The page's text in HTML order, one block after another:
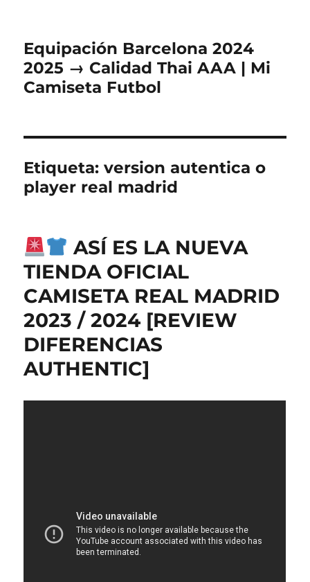
Equipación Barcelona 2024
2025 → Calidad Thai AAA | Mi
Camiseta Futbol
Etiqueta:version autentica o
player real madrid
ASÍ ES LA NUEVA
TIENDA OFICIAL
CAMISETA REAL MADRID
2023 / 2024 [REVIEW
DIFERENCIAS
AUTHENTIC]